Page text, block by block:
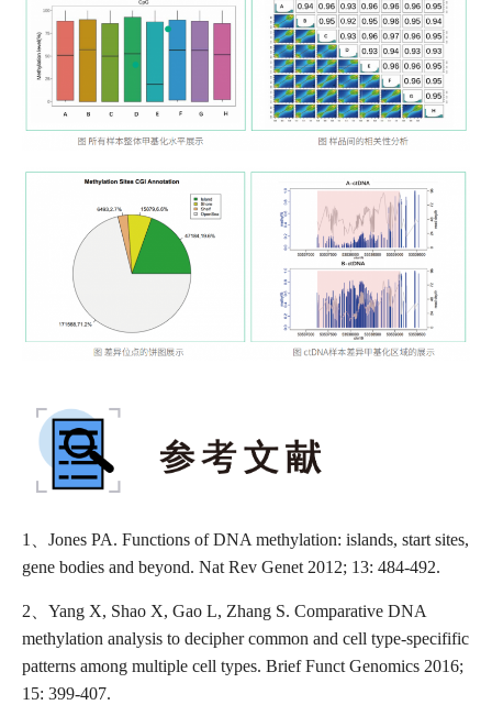
1、Jones PA. Functions of DNA methylation: islands, start sites,
gene bodies and beyond. Nat Rev Genet 2012; 13: 484-492.
2、Yang X, Shao X, Gao L, Zhang S. Comparative DNA
methylation analysis to decipher common and cell type-specifific
patterns among multiple cell types. Brief Funct Genomics 2016;
15: 399-407.